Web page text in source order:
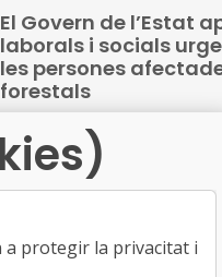
El Govern de l’Estat
laborals i socials
les persones
forestals
● 30/07/2026
Reial decret llei 20/2026,
s’estableixen mesures
laboral i social davant els
a protegir la privacitat i